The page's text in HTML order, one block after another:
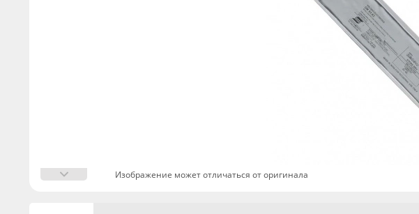
Изображение может отличаться от оригинала